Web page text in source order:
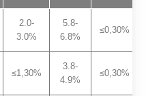
2.0-
3.0%
5.8-
6.8%
≤0,30%
≤1,30%
3.8-
4.9%
≤0,30%